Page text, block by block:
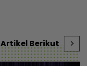
Artikel Berikut